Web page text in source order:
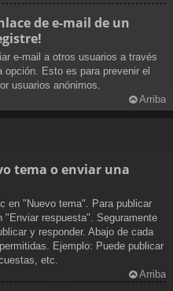
de e-mail de un
e-mail a otros usuarios a través
Esto es para prevenir el
usuarios anónimos.
Arriba
tema o enviar una
en "Nuevo tema". Para publicar
"Enviar respuesta". Seguramente
y responder. Abajo de cada
Ejemplo: Puede publicar
etc.
Arriba